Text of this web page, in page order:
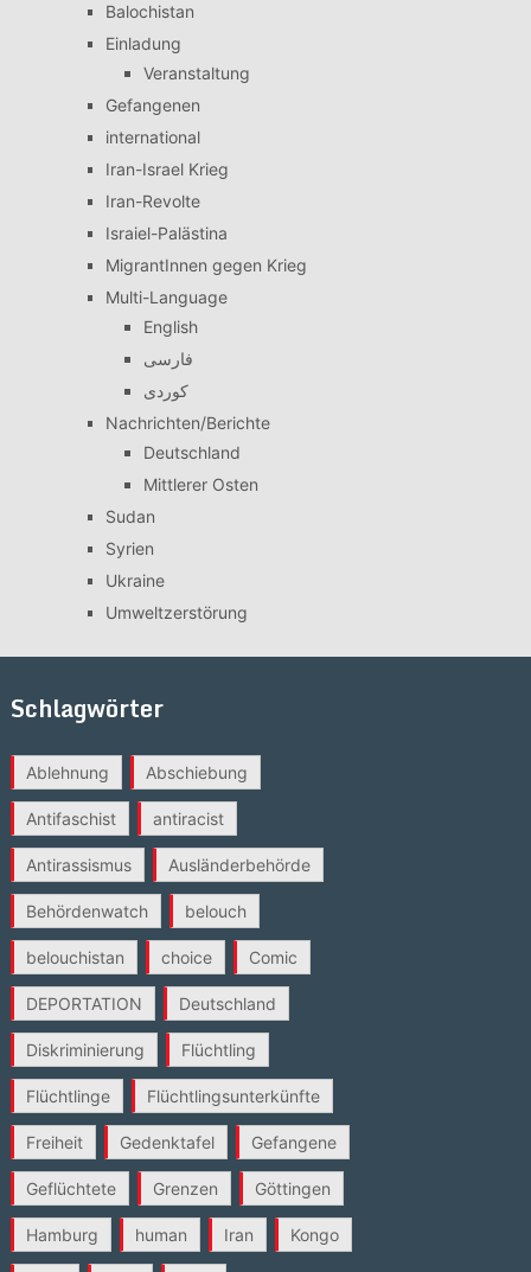
Balochistan
Einladung
Veranstaltung
Gefangenen
international
Iran-Israel Krieg
Iran-Revolte
Israiel-Palästina
MigrantInnen gegen Krieg
Multi-Language
English
فارسی
کوردی
Nachrichten/Berichte
Deutschland
Mittlerer Osten
Sudan
Syrien
Ukraine
Umweltzerstörung
Schlagwörter
Ablehnung Abschiebung
Antifaschist antiracist
Antirassismus Ausländerbehörde
Behördenwatch belouch
belouchistan choice Comic
DEPORTATION Deutschland
Diskriminierung Flüchtling
Flüchtlinge Flüchtlingsunterkünfte
Freiheit Gedenktafel Gefangene
Geflüchtete Grenzen Göttingen
Hamburg human Iran Kongo